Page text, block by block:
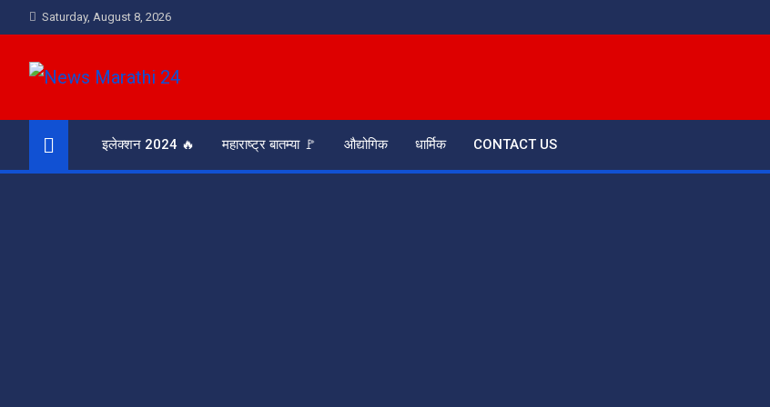
to
Saturday, August 8, 2026
News Marathi 24
इलेक्शन 2024 🔥 महाराष्ट्र बातम्या 🚩 औद्योगिक धार्मिक CONTACT US